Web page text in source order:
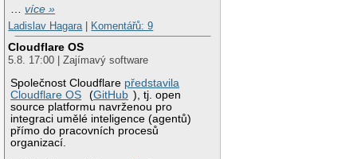
…více »
Ladislav Hagara| Komentářů: 9
Cloudflare OS
5.8. 17:00 | Zajímavý software
Společnost Cloudflare představila
Cloudflare OS
(GitHub ), tj. open
source platformu navrženou pro
integraci umělé inteligence (agentů)
přímo do pracovních procesů
organizací.